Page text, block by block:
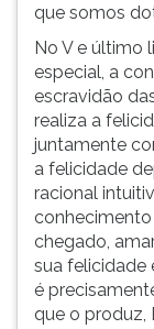
que somos
No V e último
especial, a
escravidão
realiza a
juntamente
a felicidade
racional
conhecimento
chegado,
sua felicidade
é
que o produz,